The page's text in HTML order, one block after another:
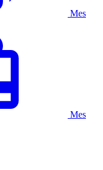
Mes
Mes